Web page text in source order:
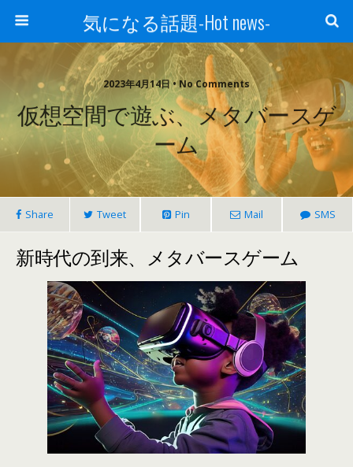
気になる話題-Hot news-
2023年4月14日 • No Comments
仮想空間で遊ぶ、メタバースゲ
ーム
Share Tweet Pin Mail SMS
新時代の到来、メタバースゲーム